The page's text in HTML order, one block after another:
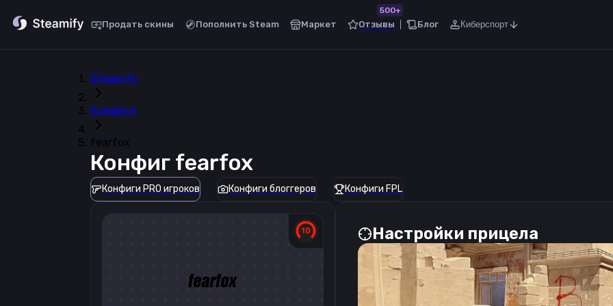
Продать скины Пополнить Steam Маркет Отзывы
500+
Блог Киберспорт
Steamify
Конфиги
fearfox
Конфиг fearfox
Конфиги PRO игроков Конфиги блоггеров Конфиги FPL
Настройки прицела